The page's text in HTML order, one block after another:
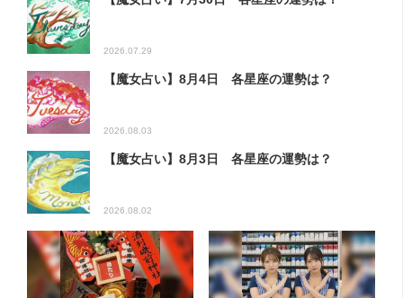
2026.07.29
【魔女占い】8月4日 各星座の運勢は？
2026.08.03
【魔女占い】8月3日 各星座の運勢は？
2026.08.02